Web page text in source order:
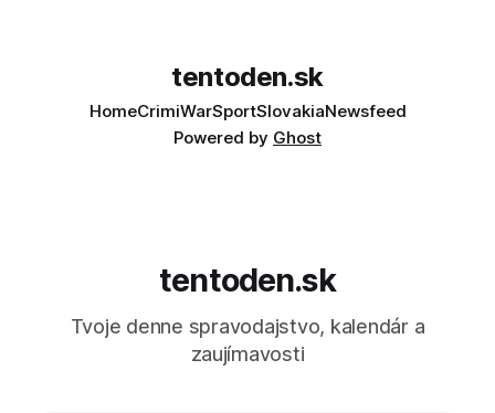
tentoden.sk
HomeCrimiWarSportSlovakiaNewsfeed
Powered by Ghost
tentoden.sk
Tvoje denne spravodajstvo, kalendár a
zaujímavosti